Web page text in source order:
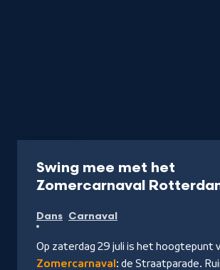
Swing mee met het
Zomercarnaval
Dans Carnaval
Op zaterdag 29 juli is het hoogtepunt
Zomercarnaval: de Straatparade.